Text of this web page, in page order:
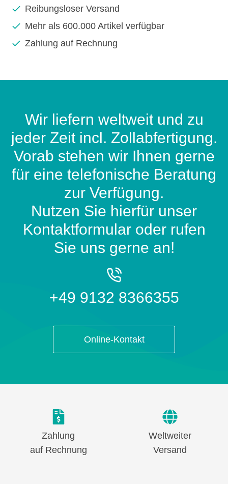
Reibungsloser Versand
Mehr als 600.000 Artikel verfügbar
Zahlung auf Rechnung
Wir liefern weltweit und zu
jeder Zeit incl. Zollabfertigung.
Vorab stehen wir Ihnen gerne
für eine telefonische Beratung
zur Verfügung.
Nutzen Sie hierfür unser
Kontaktformular oder rufen
Sie uns gerne an!
+49 9132 8366355
Online-Kontakt
Zahlung
auf Rechnung
Weltweiter
Versand